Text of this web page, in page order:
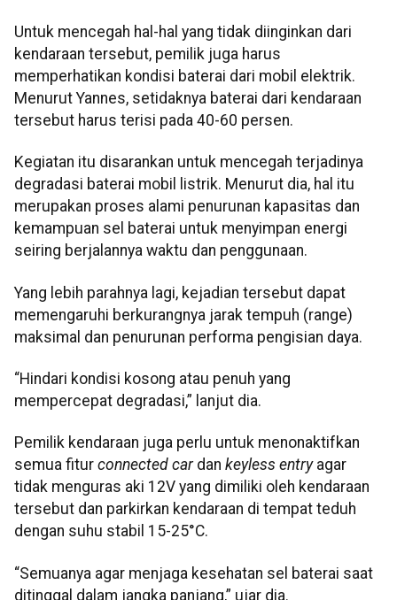
Untuk mencegah hal-hal yang tidak diinginkan dari
kendaraan tersebut, pemilik juga harus
memperhatikan kondisi baterai dari mobil elektrik.
Menurut Yannes, setidaknya baterai dari kendaraan
tersebut harus terisi pada 40-60 persen.
Kegiatan itu disarankan untuk mencegah terjadinya
degradasi baterai mobil listrik. Menurut dia, hal itu
merupakan proses alami penurunan kapasitas dan
kemampuan sel baterai untuk menyimpan energi
seiring berjalannya waktu dan penggunaan.
Yang lebih parahnya lagi, kejadian tersebut dapat
memengaruhi berkurangnya jarak tempuh (range)
maksimal dan penurunan performa pengisian daya.
“Hindari kondisi kosong atau penuh yang
mempercepat degradasi,” lanjut dia.
Pemilik kendaraan juga perlu untuk menonaktifkan
semua fitur connected cardan keyless entryagar
tidak menguras aki 12V yang dimiliki oleh kendaraan
tersebut dan parkirkan kendaraan di tempat teduh
dengan suhu stabil 15-25°C.
“Semuanya agar menjaga kesehatan sel baterai saat
ditinggal dalam jangka panjang,” ujar dia.